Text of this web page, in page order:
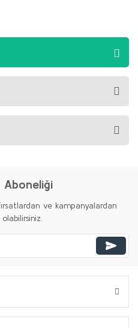
Aboneliği
ve kampanyalardan